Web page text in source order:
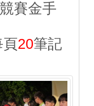
賽金手
頁20筆記